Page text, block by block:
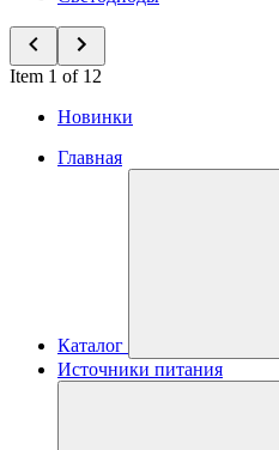
Item 1 of 12
Новинки
Главная
Каталог
Источники питания